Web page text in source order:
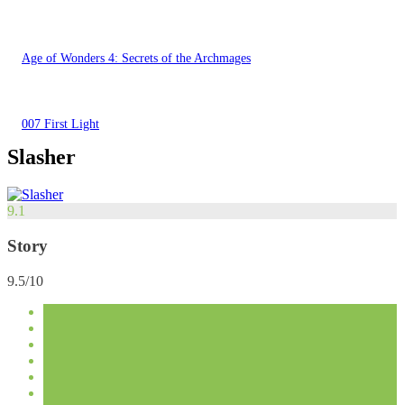
Age of Wonders 4: Secrets of the Archmages
007 First Light
Slasher
9.1
Story
9.5/10